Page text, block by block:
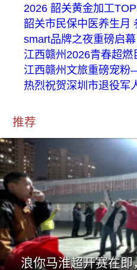
2026 韶关黄金加工
韶关市民保中医养生月
smart品牌之夜重磅启
江西赣州2026青春超
江西赣州文旅重磅宠
热烈祝贺深圳市退役军
推荐
浪你马淮超开赛在